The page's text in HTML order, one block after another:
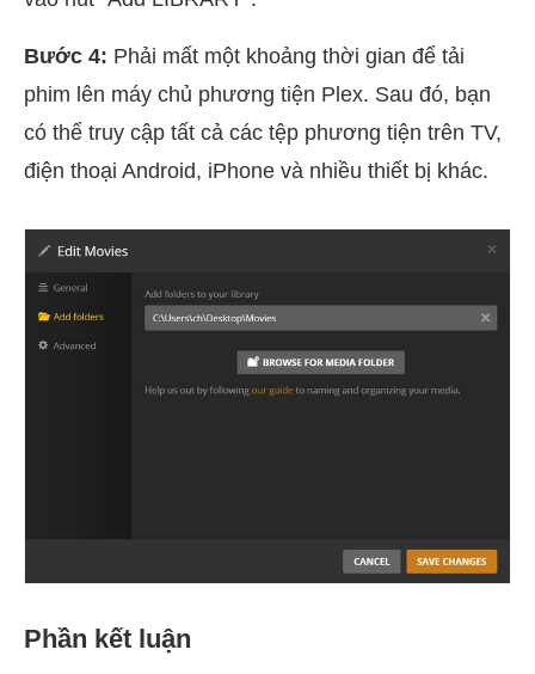
Bước 4: Phải mất một khoảng thời gian để tải
phim lên máy chủ phương tiện Plex. Sau đó, bạn
có thể truy cập tất cả các tệp phương tiện trên TV,
điện thoại Android, iPhone và nhiều thiết bị khác.
Phần kết luận